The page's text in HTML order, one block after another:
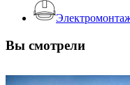
Вы смотрели